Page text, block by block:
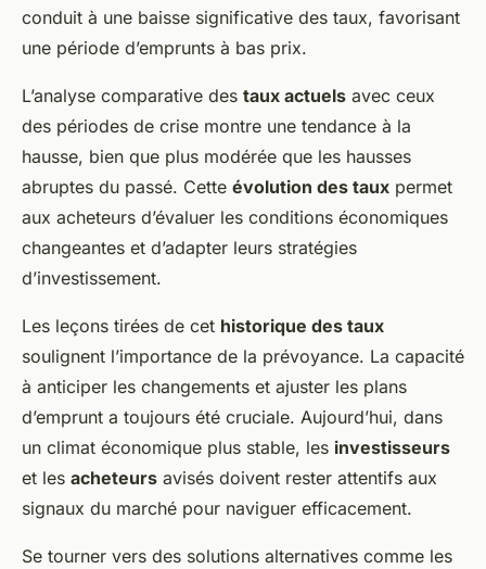
conduit à une baisse significative des taux, favorisant
une période d’emprunts à bas prix.
L’analyse comparative des taux actuels avec ceux
des périodes de crise montre une tendance à la
hausse, bien que plus modérée que les hausses
abruptes du passé. Cette évolution des taux permet
aux acheteurs d’évaluer les conditions économiques
changeantes et d’adapter leurs stratégies
d’investissement.
Les leçons tirées de cet historique des taux
soulignent l’importance de la prévoyance. La capacité
à anticiper les changements et ajuster les plans
d’emprunt a toujours été cruciale. Aujourd’hui, dans
un climat économique plus stable, les investisseurs
et les acheteurs avisés doivent rester attentifs aux
signaux du marché pour naviguer efficacement.
Se tourner vers des solutions alternatives comme les